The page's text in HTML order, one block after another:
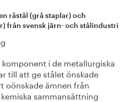
råstål (grå staplar) och
från svensk järn- och stålindustri
i de metallurgiska
till att ge stålet önskade
oönskade ämnen från
sammansättning